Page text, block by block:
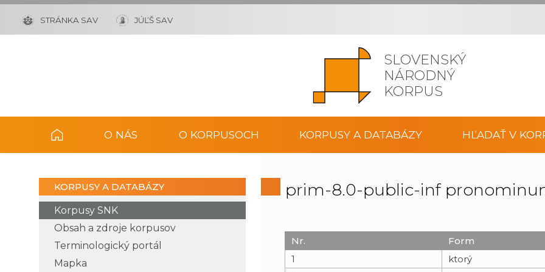
SLOVENSKÝ
NÁRODNÝ
KORPUS
STRÁNKA SAV JÚĽŠ SAV
O NÁS O KORPUSOCH KORPUSY A DATABÁZY HĽADAŤ V
KORPUSY A DATABÁZY
Korpusy SNK
Obsah a zdroje korpusov
Terminologický portál
Mapka
prim-8.0-public-inf
Nr. Form
1
ktorý